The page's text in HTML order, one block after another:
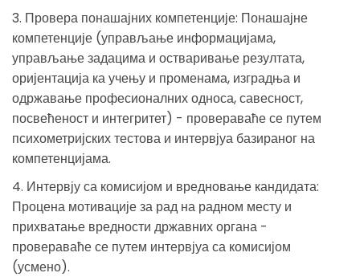
3. Провера понашајних компетенције: Понашајне
компетенције (управљање информацијама,
управљање задацима и остваривање резултата,
оријентација ка учењу и променама, изградња и
одржавање професионалних односа, савесност,
посвећеност и интегритет) - провераваће се путем
психометријских тестова и интервјуа базираног на
компетенцијама.
4. Интервју са комисијом и вредновање кандидата:
Процена мотивације за рад на радном месту и
прихватање вредности државних органа -
провераваће се путем интервјуа са комисијом
(усмено).